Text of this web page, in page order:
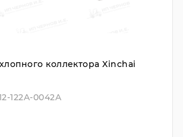
коллектора Xinchai
122A-0042A